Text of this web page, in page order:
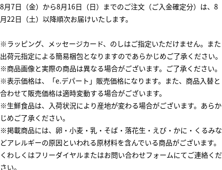
8月7日（金）から8月16日（日）までのご注文（ご入金確定分）は、8
月22日（土）以降順次お届けいたします。
※ラッピング、メッセージカード、のしはご指定いただけません。また
出荷元指定による簡易梱包となりますのであらかじめご了承ください。
※商品画像と実際の商品は異なる場合がございます。ご了承ください。
※表示価格は、「e.デパート」販売価格になります。また、商品入替と
合わせて販売価格は適時変動する場合がございます。
※生鮮食品は、入荷状況により産地が変わる場合がございます。あらか
じめご了承ください。
※掲載商品には、卵・小麦・乳・そば・落花生・えび・かに・くるみな
どアレルギーの原因といわれる原材料を含んでいる商品がございます。
くわしくはフリーダイヤルまたはお問い合わせフォームにてご連絡くだ
さい。